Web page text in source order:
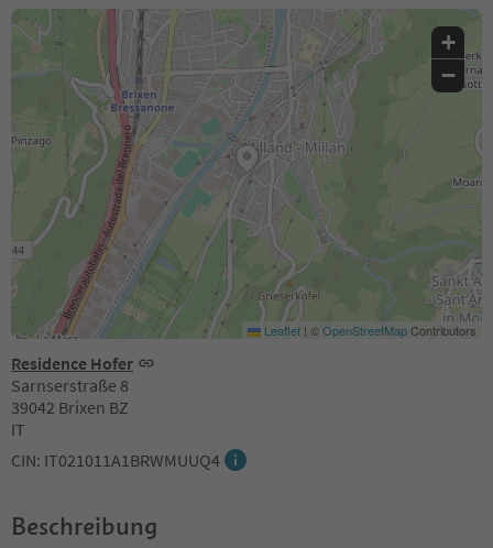
Residence Hofer
Sarnserstraße 8
39042 Brixen BZ
IT
CIN: IT021011A1BRWMUUQ4
+
−
Leaflet | ©OpenStreetMapContributors
Beschreibung